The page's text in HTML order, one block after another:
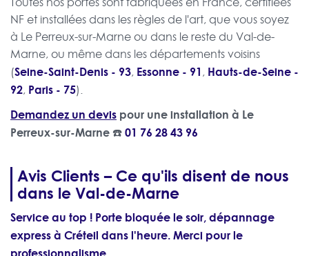
NF et installées dans les règles de l'art, que vous soyez
à Le Perreux-sur-Marne ou dans le reste du Val-de-
Marne, ou même dans les départements voisins
(Seine-Saint-Denis - 93, Essonne - 91, Hauts-de-Seine -
92, Paris - 75).
Demandez un devis pour une installation à Le
Perreux-sur-Marne ☎️01 76 28 43 96
Avis Clients – Ce qu'ils disent de nous
dans le Val-de-Marne
Service au top ! Porte bloquée le soir, dépannage
express à Créteil dans l'heure. Merci pour le